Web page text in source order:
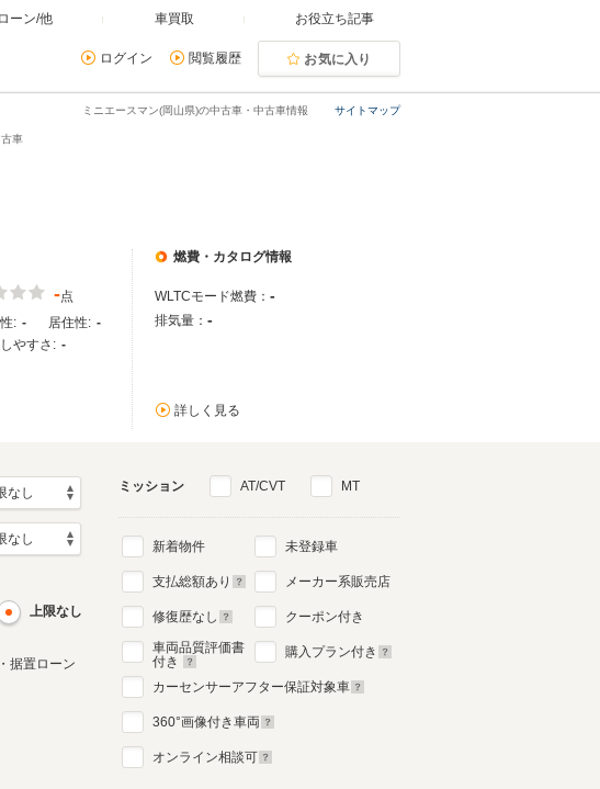
ーン/他 車買取 お役立ち記事
ログイン 閲覧履歴 お気に入り
サイトマップ
ミニエースマン(岡山県)の中古車・中古車情報
車
-点
: - 居住性: -
やすさ: -
燃費・カタログ情報
WLTCモード燃費： -
排気量： -
詳しく見る
上限なし
据置ローン
ミッション AT/CVT MT
新着物件
支払総額あり
修復歴なし
車両品質評価書
付き
未登録車
メーカー系販売店
クーポン付き
購入プラン付き
カーセンサーアフター保証対象車
360°画像付き車両
オンライン相談可